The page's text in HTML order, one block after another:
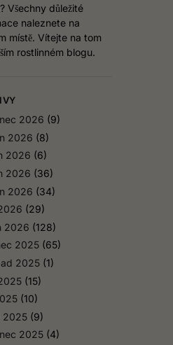
Všechny důležité
naleznete na
místě. Vítejte na tom
rostlinném blogu.
2026 (9)
2026 (8)
2026 (6)
2026 (36)
2026 (34)
(29)
2026 (128)
2025 (65)
2025 (1)
(15)
(10)
2025 (9)
2025 (4)